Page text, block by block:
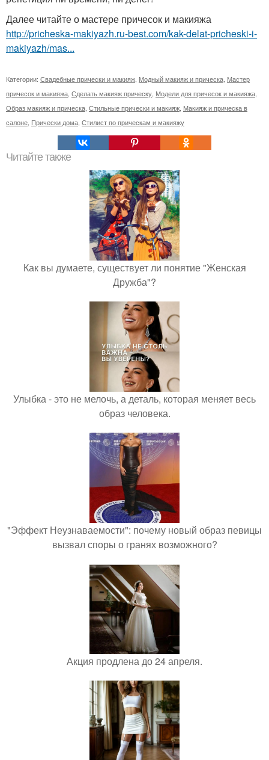
Далее читайте о мастере причесок и макияжа
http://pricheska-makiyazh.ru-best.com/kak-delat-pricheski-i-
makiyazh/mas...
Категории: Свадебные прически и макияж Модный макияж и прическа Мастер
причесок и макияжа Сделать макияж прическу Модели для причесок и макияжа
Образ макияж и прическа Стильные прически и макияж Макияж и прическа в
салоне Прически дома Стилист по прическам и макияжу
Читайте также
Как вы думаете, существует ли понятие "Женская
Дружба"?
Улыбка - это не мелочь, а деталь, которая меняет весь
образ человека.
"Эффект Неузнаваемости": почему новый образ певицы
вызвал споры о гранях возможного?
Акция продлена до 24 апреля.